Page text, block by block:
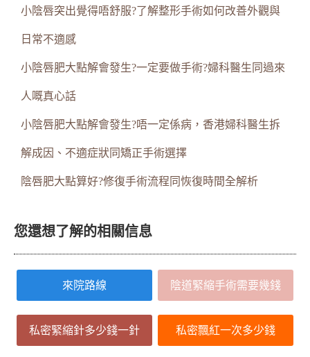
小陰唇突出覺得唔舒服?了解整形手術如何改善外觀與
日常不適感
小陰唇肥大點解會發生?一定要做手術?婦科醫生同過來
人嘅真心話
小陰唇肥大點解會發生?唔一定係病，香港婦科醫生拆
解成因、不適症狀同矯正手術選擇
陰唇肥大點算好?修復手術流程同恢復時間全解析
您還想了解的相關信息
來院路線 陰道緊縮手術需要幾錢
私密緊縮針多少錢一針 私密飄紅一次多少錢